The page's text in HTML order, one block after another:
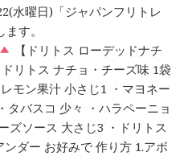
水曜日)「ジャパンフリトレ
す。
【ドリトス ローデッドナチ
リトス ナチョ・チーズ味 1袋
モン果汁 小さじ1 ・マヨネー
タバスコ 少々 ・ハラペーニョ
ズソース 大さじ3 ・ドリトス
ダー お好みで 作り方 1.アボ